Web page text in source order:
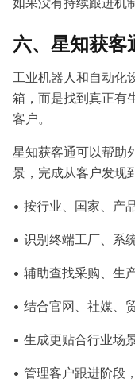
六、星知获客
工业机器人和自动化
箱，而是找到真正有
客户。
星知获客通可以帮助
景，完成从客户发现
• 按行业、国家、产
• 识别终端工厂、系
• 辅助查找采购、生
• 结合官网、社媒、
• 生成更贴合行业场
• 管理客户跟进阶段